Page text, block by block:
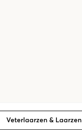
Veterlaarzen & Laarzen